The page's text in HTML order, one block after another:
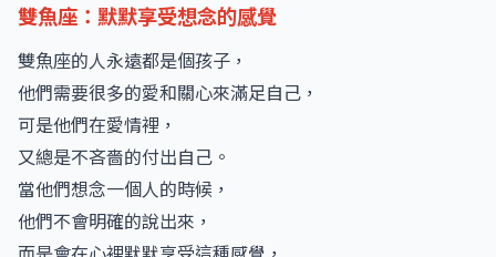
雙魚座：默默享受想念的感覺
雙魚座的人永遠都是個孩子，
他們需要很多的愛和關心來滿足自己，
可是他們在愛情裡，
又總是不吝嗇的付出自己。
當他們想念一個人的時候，
他們不會明確的說出來，